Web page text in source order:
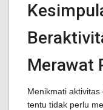
Merawat
Menikmati
tentu tidak perlu